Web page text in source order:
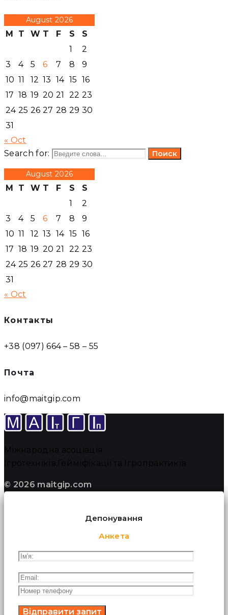
August 2026
M T W T F S
S
1
2
3
4 5 6 7 8
9
10 11 12 13 14 15 16
17 18 19 20 21 22 23
24 25 26 27 28 29 30
31
« Oct
Search for:
Поиск
August 2026
M T W T F S
S
1
2
3
4 5 6 7 8
9
10 11 12 13 14 15 16
17 18 19 20 21 22 23
24 25 26 27 28 29 30
31
« Oct
Контакты
+38 (097) 664 – 58 – 55
Почта
info@maitgip.com
Міжнародна асоціація
Ігротехніків,Гейміфікації та Ігропрактиків
© 2026 maitgip.com
Депонування
Анкета